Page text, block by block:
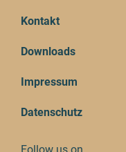
Kontakt
Downloads
Impressum
Datenschutz